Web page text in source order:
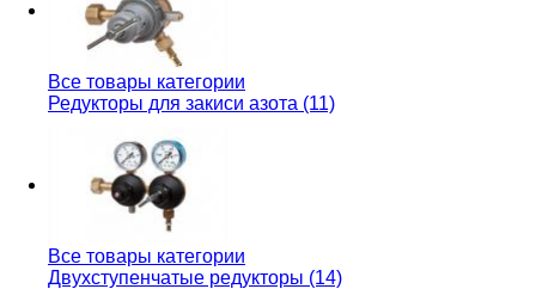
Все товары категории
Редукторы для закиси азота (11)
Все товары категории
Двухступенчатые редукторы (14)